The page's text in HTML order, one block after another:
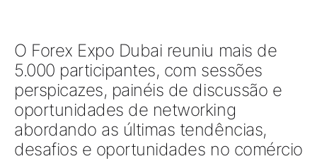
O Forex Expo Dubai reuniu mais de
5.000 participantes, com sessões
perspicazes, painéis de discussão e
oportunidades de networking
abordando as últimas tendências,
desafios e oportunidades no comércio